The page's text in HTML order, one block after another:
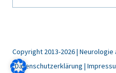
Copyright 2013-2026 | Neurologie
Datenschutzerklärung